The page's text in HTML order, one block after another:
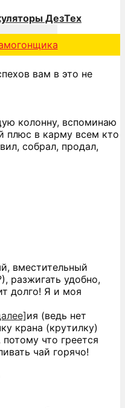
ДезТех
вам в это не
колонну, вспоминаю
плюс в карму всем кто
собрал, продал,
вместительный
разжигать удобно,
долго! Я и моя
ия (ведь нет
крана (крутилку)
что греется
чай горячо!